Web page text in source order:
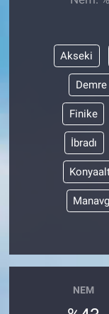
Akseki
Demre
Finike
İbradı
NEM